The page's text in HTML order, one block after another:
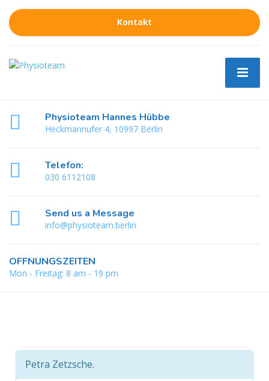
Kontakt
Physioteam Hannes Hübbe
Heckmannufer 4, 10997 Berlin
Telefon:
030 6112108
Send us a Message
info@physioteam.berlin
ÖFFNUNGSZEITEN
Mon - Freitag: 8 am - 19 pm
Petra Zetzsche.